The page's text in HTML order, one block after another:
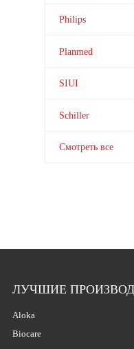
Philips
Planmed
SIUI
Schiller
Смотреть все
ЛУЧШИЕ
Aloka
Biocare